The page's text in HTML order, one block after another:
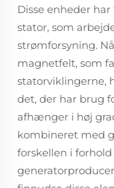
Disse enheder
stator, som
strømforsyning.
magnetfelt, som
statorviklingerne,
det, der har brug
afhænger i høj
kombineret med
forskellen i